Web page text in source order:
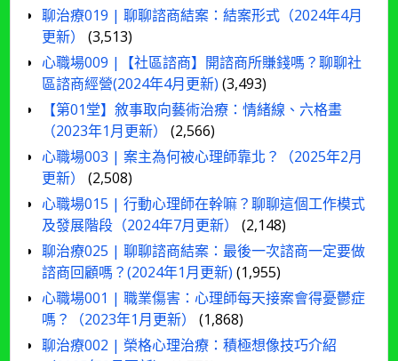
聊治療019 | 聊聊諮商結案：結案形式（2024年4月
更新）
(3,513)
心職場009 |【社區諮商】開諮商所賺錢嗎？聊聊社
區諮商經營(2024年4月更新) (3,493)
【第01堂】敘事取向藝術治療：情緒線、六格畫
（2023年1月更新）
(2,566)
心職場003 | 案主為何被心理師靠北？（2025年2月
更新）
(2,508)
心職場015 | 行動心理師在幹嘛？聊聊這個工作模式
及發展階段（2024年7月更新）
(2,148)
聊治療025 | 聊聊諮商結案：最後一次諮商一定要做
諮商回顧嗎？(2024年1月更新) (1,955)
心職場001 | 職業傷害：心理師每天接案會得憂鬱症
嗎？（2023年1月更新）
(1,868)
聊治療002 | 榮格心理治療：積極想像技巧介紹